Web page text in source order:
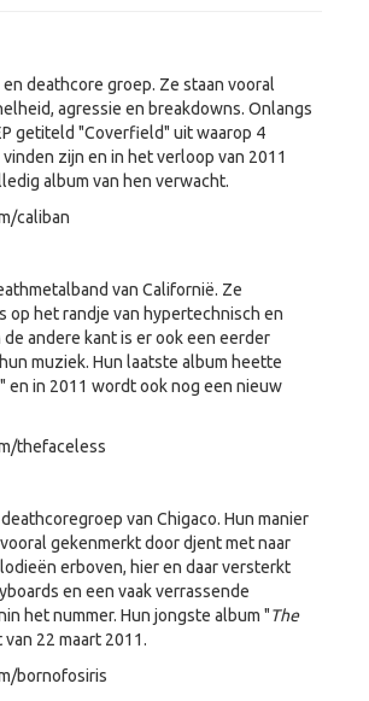
deathcore groep. Ze staan vooral
agressie en breakdowns. Onlangs
getiteld "Coverfield" uit waarop 4
zijn en in het verloop van 2011
album van hen verwacht.
caliban
van Californië. Ze
op het randje van hypertechnisch en
andere kant is er ook een eerder
muziek. Hun laatste album heette
en in 2011 wordt ook nog een nieuw
thefaceless
van Chigaco. Hun manier
gekenmerkt door djent met naar
erboven, hier en daar versterkt
en een vaak verrassende
het nummer. Hun jongste album "The
22 maart 2011.
bornofosiris